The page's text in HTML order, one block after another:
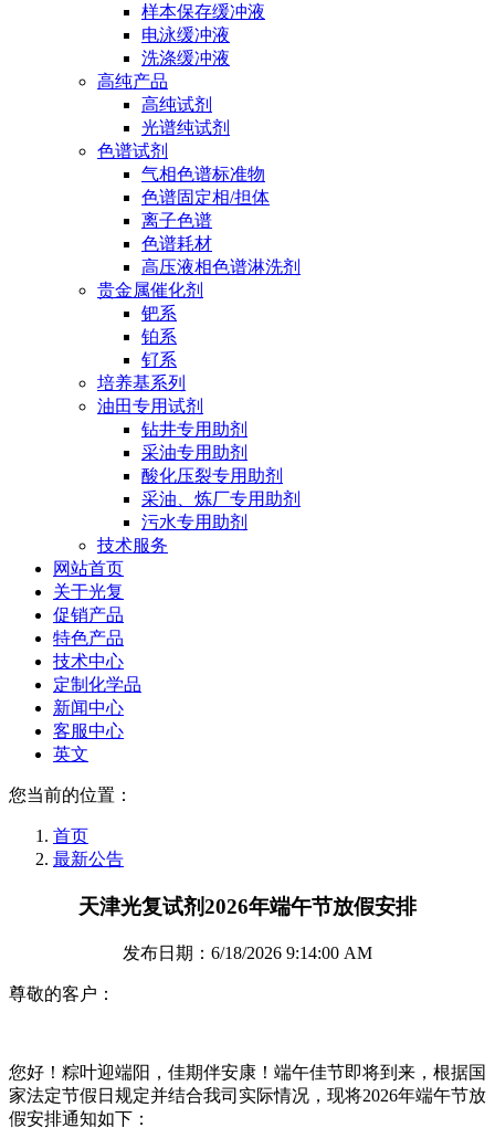
样本保存缓冲液
电泳缓冲液
洗涤缓冲液
高纯产品
高纯试剂
光谱纯试剂
色谱试剂
气相色谱标准物
色谱固定相/担体
离子色谱
色谱耗材
高压液相色谱淋洗剂
贵金属催化剂
钯系
铂系
钌系
培养基系列
油田专用试剂
钻井专用助剂
采油专用助剂
酸化压裂专用助剂
采油、炼厂专用助剂
污水专用助剂
技术服务
网站首页
关于光复
促销产品
特色产品
技术中心
定制化学品
新闻中心
客服中心
英文
您当前的位置：
首页
最新公告
天津光复试剂2026年端午节放假安排
发布日期：6/18/2026 9:14:00 AM
尊敬的客户：
您好！粽叶迎端阳，佳期伴安康！端午佳节即将到来，根据国
家法定节假日规定并结合我司实际情况，现将2026年端午节放
假安排通知如下：